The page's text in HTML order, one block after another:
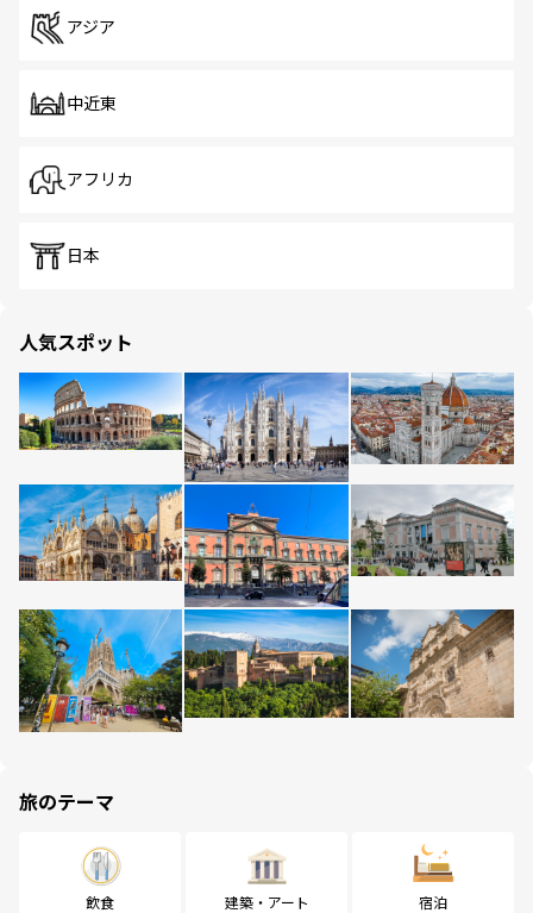
アジア
中近東
アフリカ
日本
人気スポット
旅のテーマ
飲食 建築・アート 宿泊